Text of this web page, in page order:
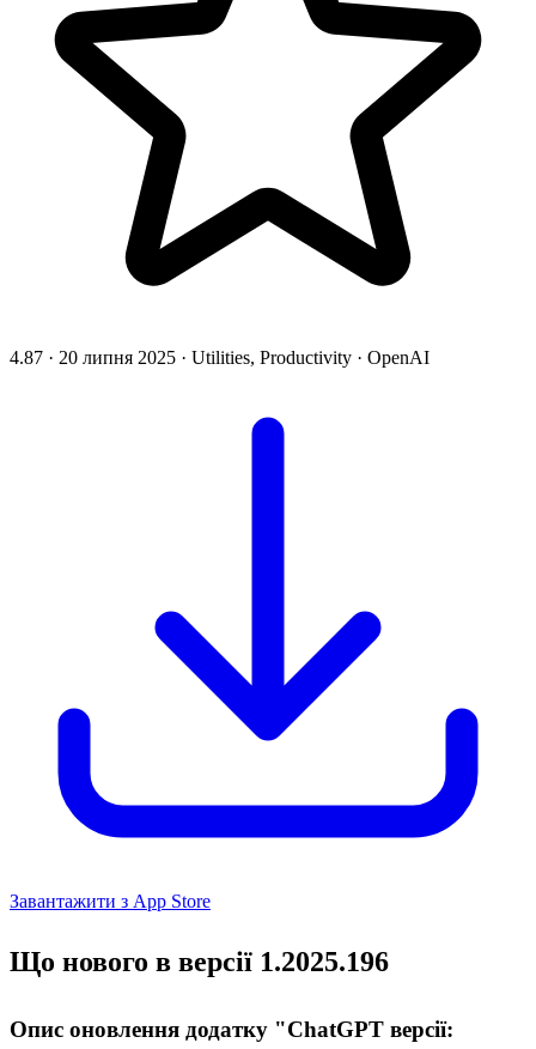
4.87 · 20 липня 2025 · Utilities, Productivity · OpenAI
Завантажити з App Store
Що нового в версії 1.2025.196
Опис оновлення додатку "ChatGPT версії: